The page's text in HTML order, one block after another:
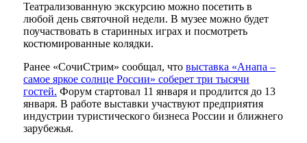
Театрализованную экскурсию можно посетить в
любой день святочной недели. В музее можно будет
поучаствовать в старинных играх и посмотреть
костюмированные колядки.
Ранее «СочиСтрим» сообщал, что выставка «Анапа –
самое яркое солнце России» соберет три тысячи
гостей. Форум стартовал 11 января и продлится до 13
января. В работе выставки участвуют предприятия
индустрии туристического бизнеса России и ближнего
зарубежья.